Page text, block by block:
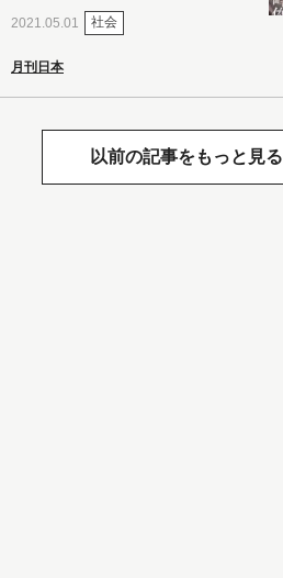
2021.05.01 社会
月刊日本
以前の記事をもっと見る